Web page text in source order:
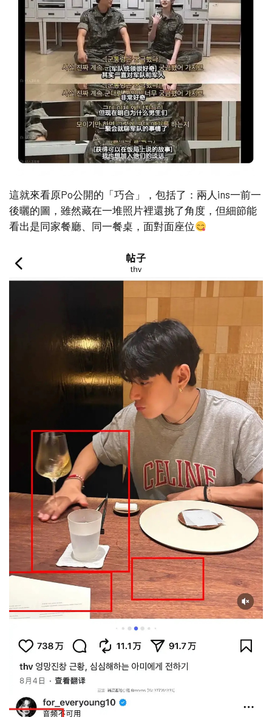
這就來看原Po公開的「巧合」，包括了：兩人ins一前一
後曬的圖，雖然藏在一堆照片裡還挑了角度，但細節能
看出是同家餐廳、同一餐桌，面對面座位